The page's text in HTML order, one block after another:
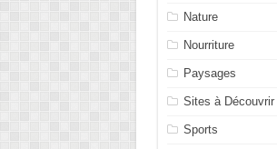
Nature
Nourriture
Paysages
Sites à Découvrir
Sports